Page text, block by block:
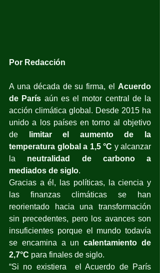
Por Redacción
A una década de su firma, el Acuerdo
de París aún es el motor central de la
acción climática global. Desde 2015 ha
unido a los países en torno al objetivo
de
limitar el aumento de la
temperatura global a 1,5 °C y alcanzar
la neutralidad de carbono a
mediados de siglo.
Gracias a él, las políticas, la ciencia y
las finanzas climáticas se han
reorientado hacia una transformación
sin precedentes, pero los avances son
insuficientes porque el mundo todavía
se encamina a un calentamiento de
2,7°C para finales de siglo.
“Si no existiera  el Acuerdo de París